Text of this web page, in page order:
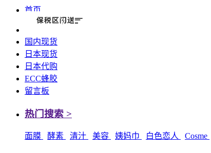
首页
国内现货
日本现货
日本代购
ECC蜂胶
留言板
热门搜索 >
面膜 酵素 清汁 美容 姨妈巾 白色恋人 Cosme